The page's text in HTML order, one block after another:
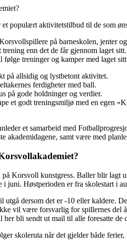
populært aktivitetstilbud til de som
på barneskolen, jenter
trening enn det de får gjennom laget
treninger og kamper med laget
på allsidig og lystbetont aktivitet.
ferdigheter med ball.
på gode holdninger og verdier.
et godt treningsmiljø med en egen
et samarbeid med
akademidagene, samt være med
på Korsvoll kunstgress. Baller blir
i juni. Høstperioden er fra skolestart i
dersom det er -10 eller kaldere.
vil være forsvarlig for spillernes del
bli sendt ut mail til alle foresatte de
skoleruta når det gjelder både